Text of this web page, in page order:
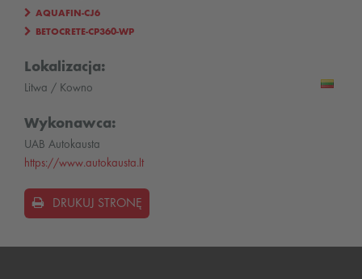
AQUAFIN-CJ6
BETOCRETE-CP360-WP
Lokalizacja:
Litwa / Kowno
Wykonawca:
UAB Autokausta
https://www.autokausta.lt
DRUKUJ STRONĘ